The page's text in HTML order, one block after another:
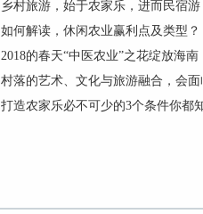
乡村旅游，始于农家乐，进而民宿游
如何解读，休闲农业赢利点及类型？
2018的春天“中医农业”之花绽放海南
村落的艺术、文化与旅游融合，会
打造农家乐必不可少的3个条件你都